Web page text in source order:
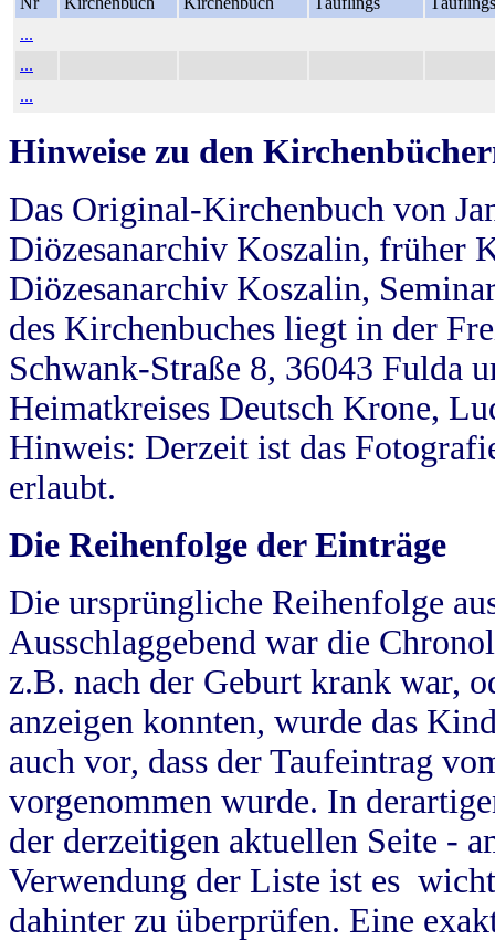
...
...
...
Hinweise zu den
Das Original-Kirchenbuch von
Diözesanarchiv Koszalin, früher
Diözesanarchiv Koszalin,
des Kirchenbuches liegt in der
Schwank-Straße 8, 36043 Fulda
Heimatkreises Deutsch Krone,
Hinweis: Derzeit ist das
erlaubt.
Die Reihenfolge der Einträge
Die ursprüngliche Reihenfolge
Ausschlaggebend war die
z.B. nach der Geburt krank war,
anzeigen konnten, wurde das
auch vor, dass der Taufeintrag
vorgenommen wurde. In
der derzeitigen aktuellen Seite -
Verwendung der Liste ist es
dahinter zu überprüfen. Eine